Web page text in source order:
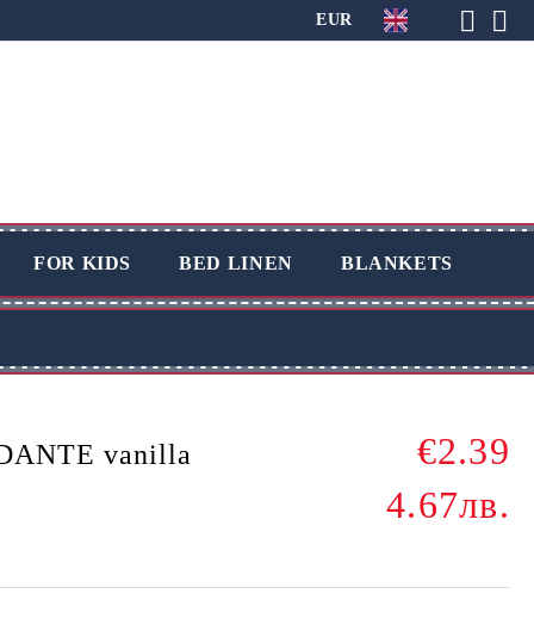
EUR
FOR KIDS BED LINEN BLANKETS
vanilla
€2.39
4.67лв.